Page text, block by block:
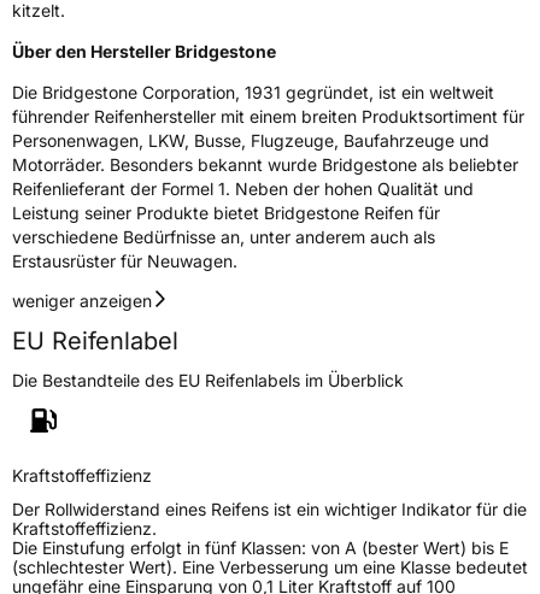
kitzelt.
Über den Hersteller Bridgestone
Die Bridgestone Corporation, 1931 gegründet, ist ein weltweit
führender Reifenhersteller mit einem breiten Produktsortiment für
Personenwagen, LKW, Busse, Flugzeuge, Baufahrzeuge und
Motorräder. Besonders bekannt wurde Bridgestone als beliebter
Reifenlieferant der Formel 1. Neben der hohen Qualität und
Leistung seiner Produkte bietet Bridgestone Reifen für
verschiedene Bedürfnisse an, unter anderem auch als
Erstausrüster für Neuwagen.
weniger anzeigen
EU Reifenlabel
Die Bestandteile des EU Reifenlabels im Überblick
Kraftstoffeffizienz
Der Rollwiderstand eines Reifens ist ein wichtiger Indikator für die
Kraftstoffeffizienz.
Die Einstufung erfolgt in fünf Klassen: von A (bester Wert) bis E
(schlechtester Wert). Eine Verbesserung um eine Klasse bedeutet
ungefähr eine Einsparung von 0,1 Liter Kraftstoff auf 100